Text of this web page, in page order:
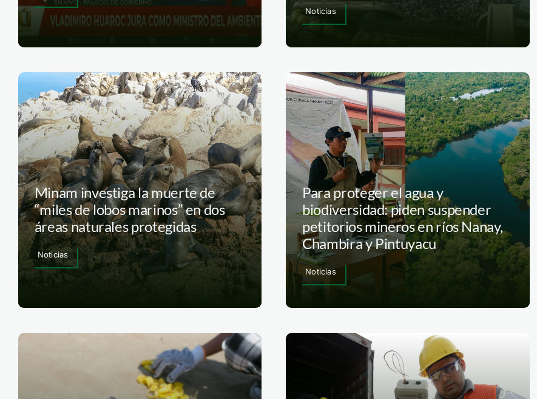
Noticias
Minam investiga la muerte de
“miles de lobos marinos” en dos
áreas naturales protegidas
Noticias
Para proteger el agua y
biodiversidad: piden suspender
petitorios mineros en ríos Nanay,
Chambira y Pintuyacu
Noticias